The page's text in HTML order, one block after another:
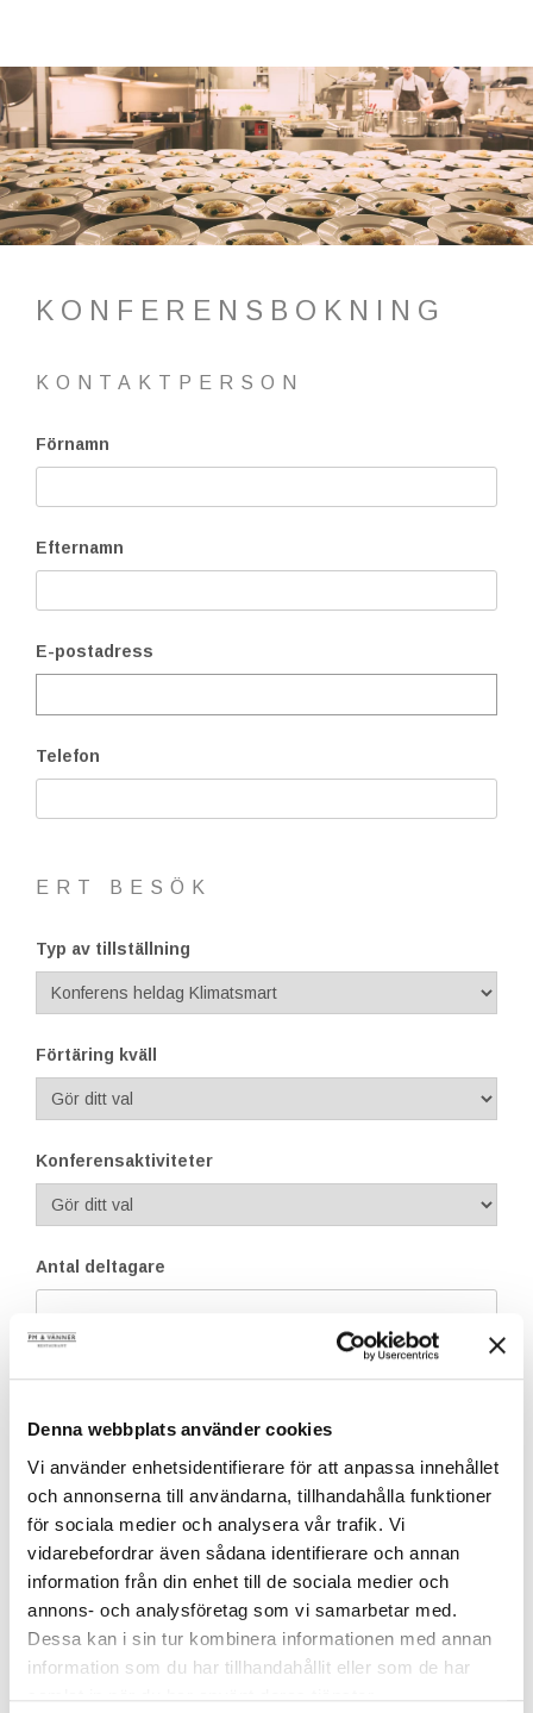
Denna webbplats använder cookies
Vi använder enhetsidentifierare för att anpassa innehållet
och annonserna till användarna, tillhandahålla funktioner
för sociala medier och analysera vår trafik. Vi
vidarebefordrar även sådana identifierare och annan
information från din enhet till de sociala medier och
annons- och analysföretag som vi samarbetar med.
Dessa kan i sin tur kombinera informationen med annan
information som du har tillhandahållit eller som de har
KONFERENSBOKNING
KONTAKTPERSON
Förnamn
Efternamn
E-postadress
Telefon
ERT BESÖK
Typ av tillställning
Förtäring kväll
Konferensaktiviteter
Antal deltagare
Avresa
LOGI
Antal enkelrum